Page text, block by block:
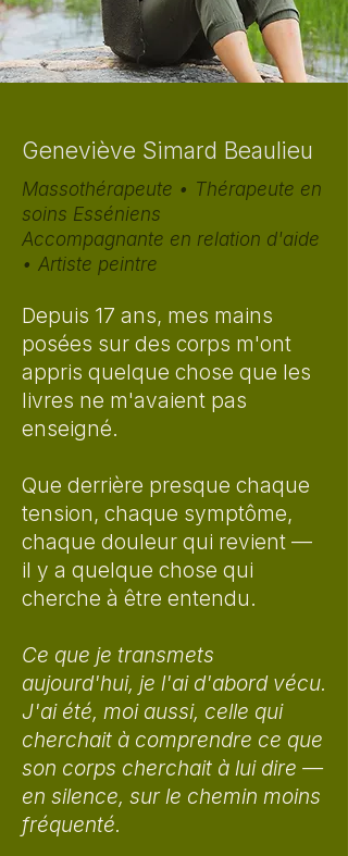
Geneviève Simard Beaulieu
Massothérapeute • Thérapeute en
soins Esséniens
Accompagnante en relation d'aide
• Artiste peintre
Depuis 17 ans, mes mains
posées sur des corps m'ont
appris quelque chose que les
livres ne m'avaient pas
enseigné.
Que derrière presque chaque
tension, chaque symptôme,
chaque douleur qui revient —
il y a quelque chose qui
cherche à être entendu.
Ce que je transmets
aujourd'hui, je l'ai d'abord vécu.
J'ai été, moi aussi, celle qui
cherchait à comprendre ce que
son corps cherchait à lui dire —
en silence, sur le chemin moins
fréquenté.